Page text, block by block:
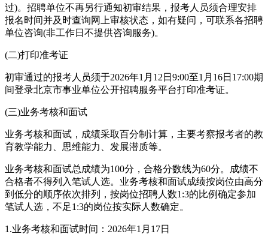
过)。招聘单位不再另行通知初审结果，报考人员须合理安排
报名时间并及时查询网上审核状态，如有疑问，可联系各招聘
单位咨询(非工作日不提供咨询服务)。
(二)打印准考证
初审通过的报考人员须于2026年1月12日9:00至1月16日17:00期
间登录北京市事业单位公开招聘服务平台打印准考证。
(三)业务考核和面试
业务考核和面试，成绩采取百分制计算，主要考察报考者的教
育教学能力、思维能力、发展潜质等。
业务考核和面试总成绩为100分，合格分数线为60分。成绩不
合格者不得列入笔试人选。业务考核和面试成绩按岗位由高分
到低分的顺序依次排列，按岗位招聘人数1:3的比例确定参加
笔试人选，不足1:3的岗位按实际人数确定。
1.业务考核和面试时间：2026年1月17日